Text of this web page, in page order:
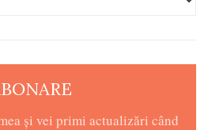
și vei primi actualizări când